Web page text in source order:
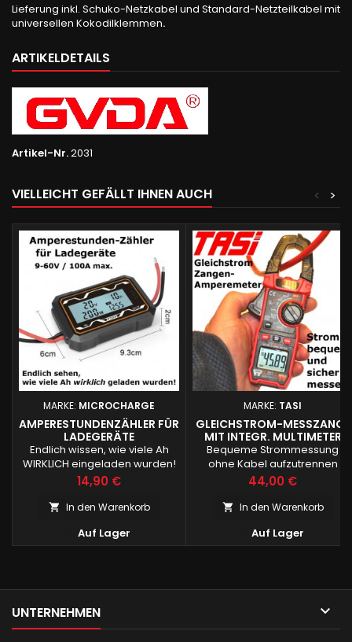
Lieferung inkl. Schuko-Netzkabel und Standard-Netzteilkabel mit
universellen Kokodilklemmen.
ARTIKELDETAILS
Artikel-Nr.2031
VIELLEICHT GEFÄLLT IHNEN AUCH >
<
MARKE: MICROCHARGE
AMPERESTUNDENZÄHLER FÜR
LADEGERÄTE
Endlich wissen, wie viele Ah
WIRKLICH eingeladen wurden!
Preis
14,90 €
 In den Warenkorb
Auf Lager
MARKE: TASI
GLEICHSTROM-MESSZANGE
MIT INTEGR. MULTIMETER
Bequeme Strommessung
ohne Kabel aufzutrennen
Preis
44,00 €
 In den Warenkorb
Auf Lager
UNTERNEHMEN 